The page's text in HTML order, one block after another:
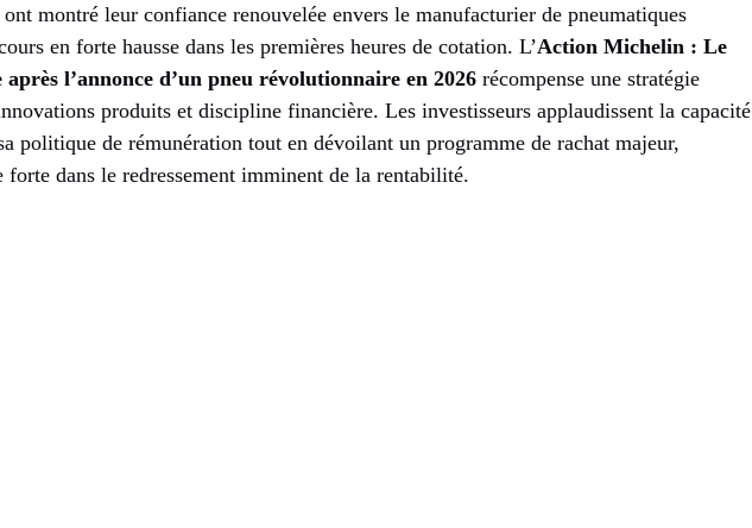
montré leur confiance renouvelée envers le manufacturier de pneumatiques
en forte hausse dans les premières heures de cotation. L’Action Michelin : Le
l’annonce d’un pneu révolutionnaire en 2026 récompense une stratégie
produits et discipline financière. Les investisseurs applaudissent la capacité
politique de rémunération tout en dévoilant un programme de rachat majeur,
forte dans le redressement imminent de la rentabilité.